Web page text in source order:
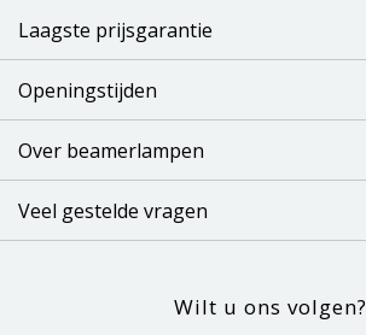
Laagste prijsgarantie
Openingstijden
Over beamerlampen
Veel gestelde vragen
Wilt u ons volgen?